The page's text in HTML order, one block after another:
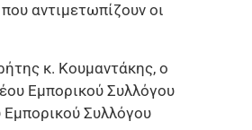
αντιμετωπίζουν οι
κ. Κουμαντάκης, ο
Εμπορικού Συλλόγου
Εμπορικού Συλλόγου